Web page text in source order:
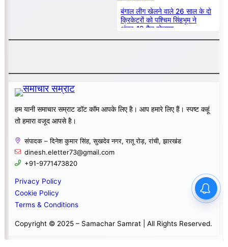
बंगाल लीग खेलने वाले 26 साल के दो
क्रिकेटरों को पश्चिम सिंहभूम ने
अंडर-19 मैच खेलाया
हम यानी समाचार सम्राट डॉट कॉम आपके लिए है। आप हमारे लिए हैं। स्पष्ट कहूं
तो हमारा वजूद आपसे है।
संपादक – दिनेश कुमार सिंह, सुखदेव नगर, रातू रोड़, रांची, झारखंड
dinesh.eletter73@gmail.com
+91-9771473820
Privacy Policy
Cookie Policy
Terms & Conditions
Copyright © 2025 – Samachar Samrat | All Rights Reserved.